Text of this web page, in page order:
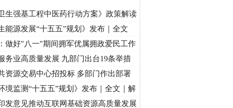
生强基工程中医药行动方案》政策解读
能源发展“十五五”规划》发布｜全文
做好"八一"期间拥军优属拥政爱民工作
务业高质量发展 九部门出台19条举措
资源交易中心招投标 多部门作出部署
境监测“十五五”规划》发布｜全文｜解
发意见推动互联网基础资源高质量发展